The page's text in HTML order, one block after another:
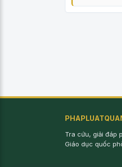
Tra cứu, giải đáp
Giáo dục quốc